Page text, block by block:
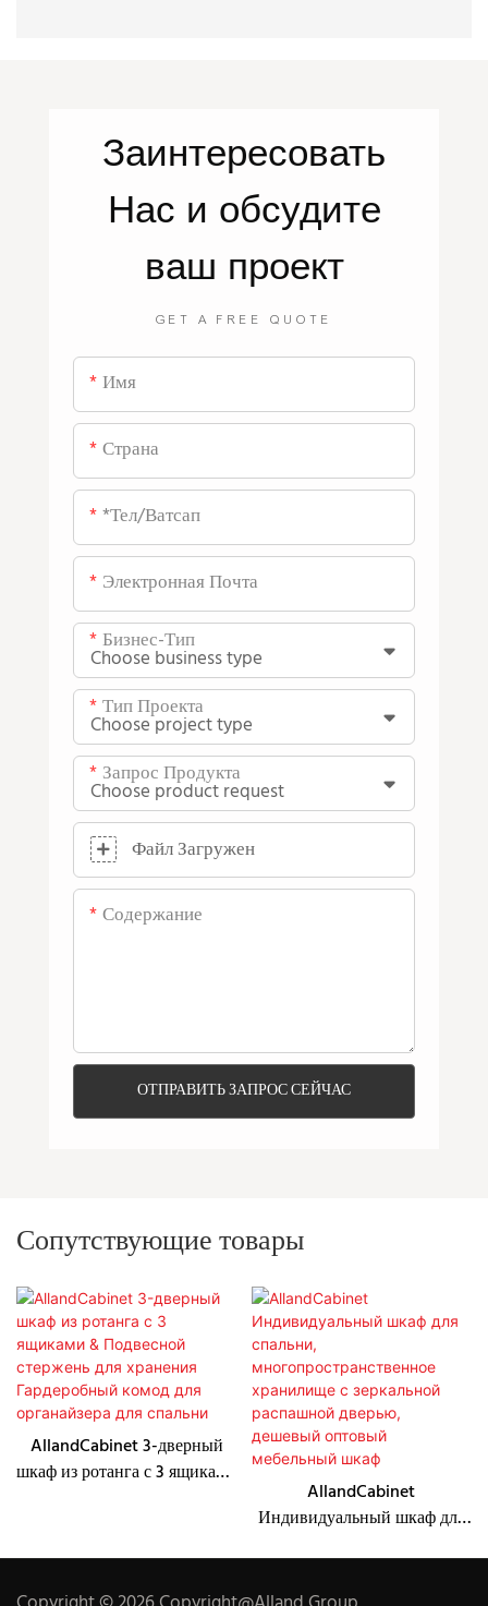
Заинтересовать
Нас и обсудите
ваш проект
GET A FREE QUOTE
Имя
Страна
*тел/ватсап
Электронная Почта
Бизнес-Тип
Тип Проекта
Запрос Продукта
Файл Загружен
Содержание
ОТПРАВИТЬ ЗАПРОС СЕЙЧАС
Сопутствующие товары
AllandCabinet 3-дверный
шкаф из ротанга с 3 ящиками
комод для органайзера для
AllandCabinet
Индивидуальный шкаф для
хранилище с зеркальной